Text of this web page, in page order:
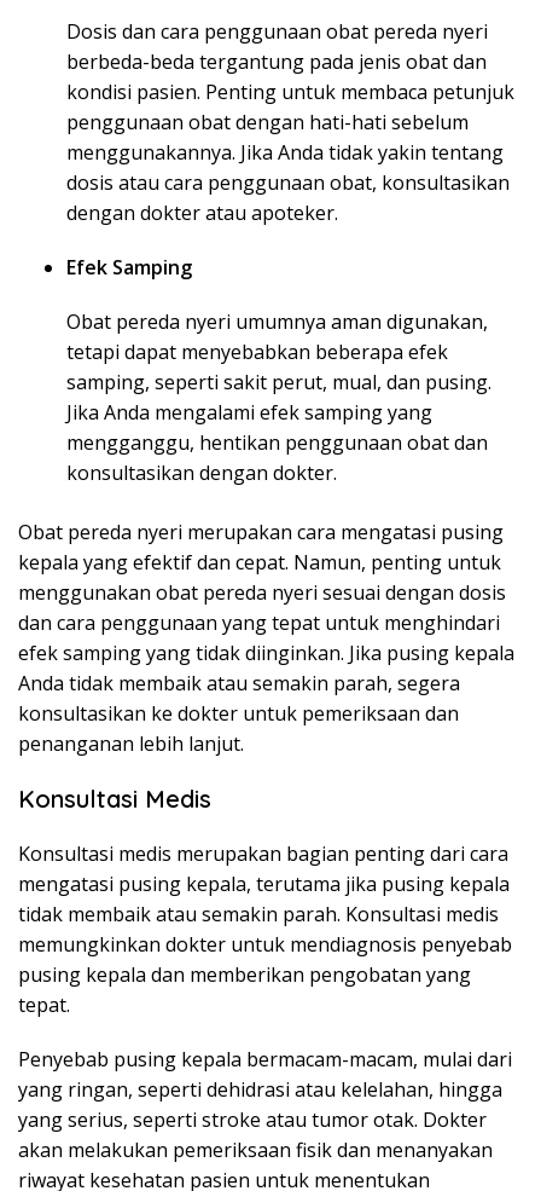
Dosis dan cara penggunaan obat pereda nyeri
berbeda-beda tergantung pada jenis obat dan
kondisi pasien. Penting untuk membaca petunjuk
penggunaan obat dengan hati-hati sebelum
menggunakannya. Jika Anda tidak yakin tentang
dosis atau cara penggunaan obat, konsultasikan
dengan dokter atau apoteker.
Efek Samping
Obat pereda nyeri umumnya aman digunakan,
tetapi dapat menyebabkan beberapa efek
samping, seperti sakit perut, mual, dan pusing.
Jika Anda mengalami efek samping yang
mengganggu, hentikan penggunaan obat dan
konsultasikan dengan dokter.
Obat pereda nyeri merupakan cara mengatasi pusing
kepala yang efektif dan cepat. Namun, penting untuk
menggunakan obat pereda nyeri sesuai dengan dosis
dan cara penggunaan yang tepat untuk menghindari
efek samping yang tidak diinginkan. Jika pusing kepala
Anda tidak membaik atau semakin parah, segera
konsultasikan ke dokter untuk pemeriksaan dan
penanganan lebih lanjut.
Konsultasi Medis
Konsultasi medis merupakan bagian penting dari cara
mengatasi pusing kepala, terutama jika pusing kepala
tidak membaik atau semakin parah. Konsultasi medis
memungkinkan dokter untuk mendiagnosis penyebab
pusing kepala dan memberikan pengobatan yang
tepat.
Penyebab pusing kepala bermacam-macam, mulai dari
yang ringan, seperti dehidrasi atau kelelahan, hingga
yang serius, seperti stroke atau tumor otak. Dokter
akan melakukan pemeriksaan fisik dan menanyakan
riwayat kesehatan pasien untuk menentukan